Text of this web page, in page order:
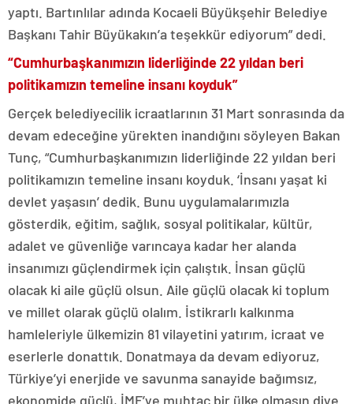
yaptı. Bartınlılar adında Kocaeli Büyükşehir Belediye
Başkanı Tahir Büyükakın’a teşekkür ediyorum” dedi.
“Cumhurbaşkanımızın liderliğinde 22 yıldan beri
politikamızın temeline insanı koyduk”
Gerçek belediyecilik icraatlarının 31 Mart sonrasında da
devam edeceğine yürekten inandığını söyleyen Bakan
Tunç, “Cumhurbaşkanımızın liderliğinde 22 yıldan beri
politikamızın temeline insanı koyduk. ‘İnsanı yaşat ki
devlet yaşasın’ dedik. Bunu uygulamalarımızla
gösterdik, eğitim, sağlık, sosyal politikalar, kültür,
adalet ve güvenliğe varıncaya kadar her alanda
insanımızı güçlendirmek için çalıştık. İnsan güçlü
olacak ki aile güçlü olsun. Aile güçlü olacak ki toplum
ve millet olarak güçlü olalım. İstikrarlı kalkınma
hamleleriyle ülkemizin 81 vilayetini yatırım, icraat ve
eserlerle donattık. Donatmaya da devam ediyoruz,
Türkiye’yi enerjide ve savunma sanayide bağımsız,
ekonomide güçlü, İMF’ye muhtaç bir ülke olmasın diye